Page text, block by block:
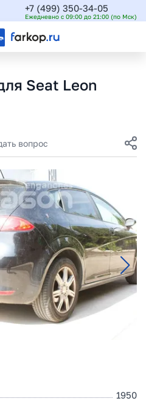
+7 (499) 350-34-05
Ежедневно с 09:00 до 21:00 (по Мск)
Seat Leon
вопрос
1950